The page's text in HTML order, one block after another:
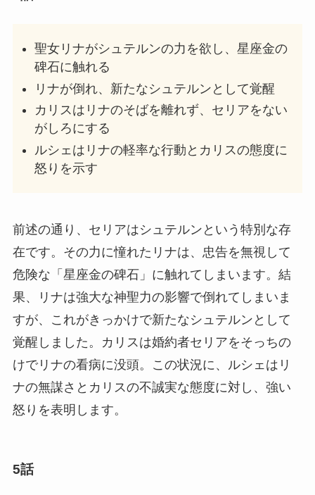
聖女リナがシュテルンの力を欲し、星座金の
碑石に触れる
リナが倒れ、新たなシュテルンとして覚醒
カリスはリナのそばを離れず、セリアをない
がしろにする
ルシェはリナの軽率な行動とカリスの態度に
怒りを示す
前述の通り、セリアはシュテルンという特別な存
在です。その力に憧れたリナは、忠告を無視して
危険な「星座金の碑石」に触れてしまいます。結
果、リナは強大な神聖力の影響で倒れてしまいま
すが、これがきっかけで新たなシュテルンとして
覚醒しました。カリスは婚約者セリアをそっちの
けでリナの看病に没頭。この状況に、ルシェはリ
ナの無謀さとカリスの不誠実な態度に対し、強い
怒りを表明します。
5話